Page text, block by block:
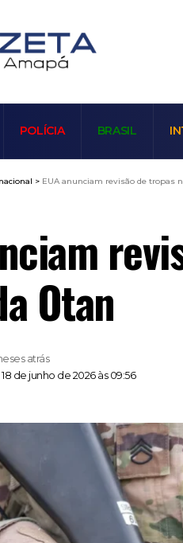
POLÍCIA BRASIL
> EUA anunciam revisão de tropas
Otan
de junho de 2026 às 09:56
atrás